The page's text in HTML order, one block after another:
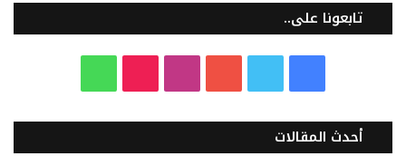
تابعونا على..
س
ي
ت
س
k
ت
أحدث المقالات